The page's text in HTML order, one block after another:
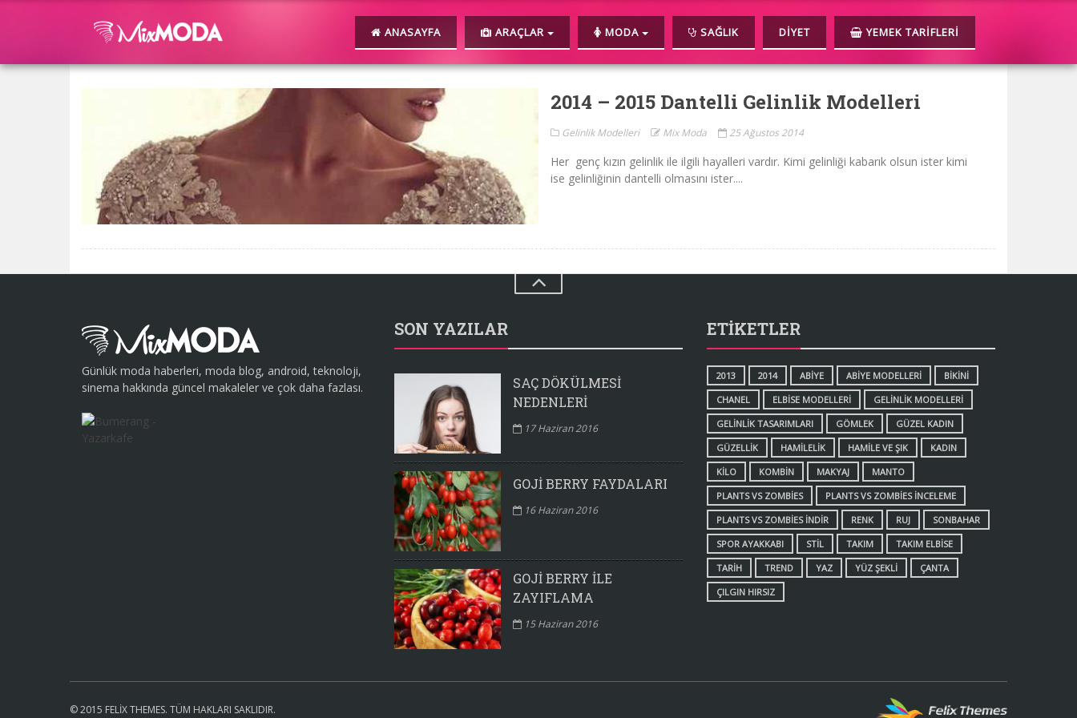
ANASAYFA ARAÇLAR MODA SAĞLIK DIYET YEMEK TARIFLERI
2014 – 2015 Dantelli Gelinlik Modelleri
Gelinlik Modelleri Mix Moda 25 Ağustos 2014
Her genç kızın gelinlik ile ilgili hayalleri vardır. Kimi gelinliği kabarık olsun ister kimi
ise gelinliğinin dantelli olmasını ister....
Günlük moda haberleri, moda blog, android, teknoloji,
sinema hakkında güncel makaleler ve çok daha fazlası.
SON YAZILAR
SAÇ DÖKÜLMESI
NEDENLERI
17 Haziran 2016
GOJI BERRY FAYDALARI
16 Haziran 2016
GOJI BERRY ILE
ZAYIFLAMA
15 Haziran 2016
ETIKETLER
2013 2014 ABIYE ABIYE MODELLERI
BIKINI
CHANEL
ELBISE MODELLERI
GELINLIK MODELLERI
GELINLIK TASARIMLARI
GÖMLEK
GÜZEL KADIN
GÜZELLIK
HAMILELIK HAMILE VE ŞIK
KADIN
KILO
KOMBIN MAKYAJ
MANTO
PLANTS VS ZOMBIES
PLANTS VS ZOMBIES INCELEME
PLANTS VS ZOMBIES INDIR
RENK RUJ
SONBAHAR
SPOR AYAKKABI
STIL TAKIM
TAKIM ELBISE
TARIH
TREND YAZ YÜZ ŞEKLI
ÇANTA
ÇILGIN HIRSIZ
© 2015 FELIX THEMES. TÜM HAKLARI SAKLIDIR.